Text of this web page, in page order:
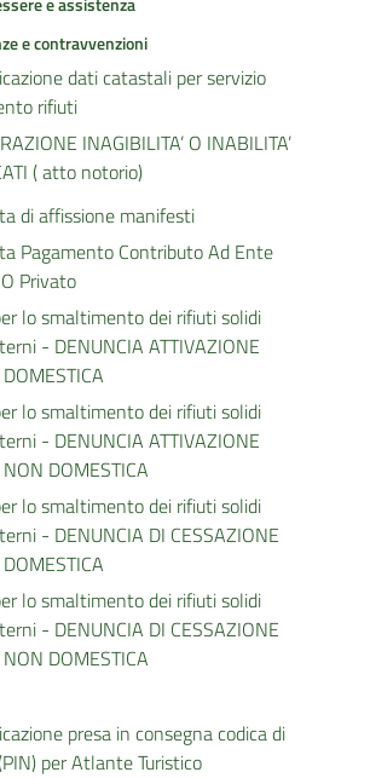
e contravvenzioni
dati catastali per servizio
rifiuti
INAGIBILITA’ O INABILITA’
( atto notorio)
di affissione manifesti
Pagamento Contributo Ad Ente
Privato
lo smaltimento dei rifiuti solidi
- DENUNCIA ATTIVAZIONE
lo smaltimento dei rifiuti solidi
- DENUNCIA ATTIVAZIONE
DOMESTICA
lo smaltimento dei rifiuti solidi
- DENUNCIA DI CESSAZIONE
lo smaltimento dei rifiuti solidi
- DENUNCIA DI CESSAZIONE
DOMESTICA
presa in consegna codica di
per Atlante Turistico